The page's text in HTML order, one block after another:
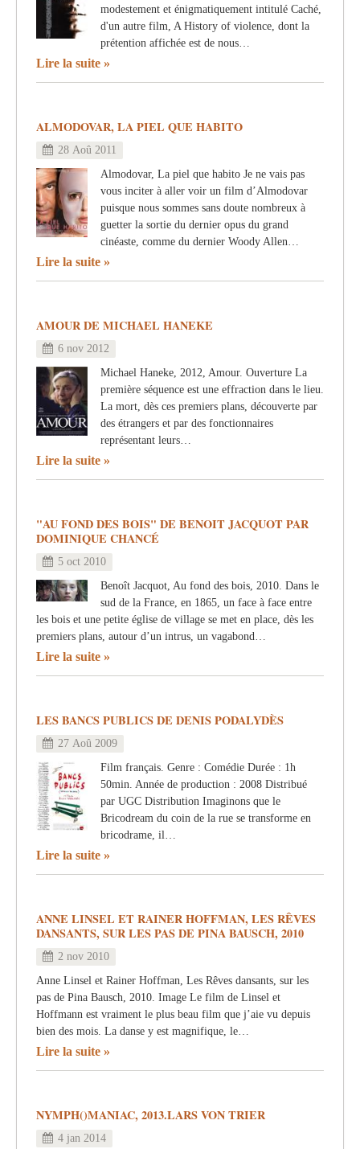
modestement et énigmatiquement intitulé Caché,
d'un autre film, A History of violence, dont la
prétention affichée est de nous…
Lire la suite
ALMODOVAR, LA PIEL QUE HABITO
28 Aoû 2011
Almodovar, La piel que habito Je ne vais pas
vous inciter à aller voir un film d’Almodovar
puisque nous sommes sans doute nombreux à
guetter la sortie du dernier opus du grand
cinéaste, comme du dernier Woody Allen…
Lire la suite
AMOUR DE MICHAEL HANEKE
6 nov 2012
Michael Haneke, 2012, Amour. Ouverture La
première séquence est une effraction dans le lieu.
La mort, dès ces premiers plans, découverte par
des étrangers et par des fonctionnaires
représentant leurs…
Lire la suite
"AU FOND DES BOIS" DE BENOIT JACQUOT PAR
DOMINIQUE CHANCÉ
5 oct 2010
Benoît Jacquot, Au fond des bois, 2010. Dans le
sud de la France, en 1865, un face à face entre
les bois et une petite église de village se met en place, dès les
premiers plans, autour d’un intrus, un vagabond…
Lire la suite
LES BANCS PUBLICS DE DENIS PODALYDÈS
27 Aoû 2009
Film français. Genre : Comédie Durée : 1h
50min. Année de production : 2008 Distribué
par UGC Distribution Imaginons que le
Bricodream du coin de la rue se transforme en
bricodrame, il…
Lire la suite
ANNE LINSEL ET RAINER HOFFMAN, LES RÊVES
DANSANTS, SUR LES PAS DE PINA BAUSCH, 2010
2 nov 2010
Anne Linsel et Rainer Hoffman, Les Rêves dansants, sur les
pas de Pina Bausch, 2010. Image Le film de Linsel et
Hoffmann est vraiment le plus beau film que j’aie vu depuis
bien des mois. La danse y est magnifique, le…
Lire la suite
NYMPH()MANIAC, 2013.LARS VON TRIER
4 jan 2014